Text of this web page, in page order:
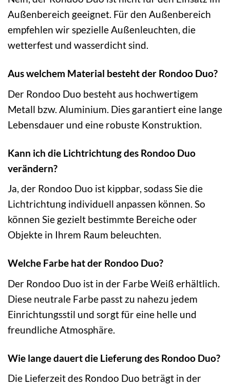
Außenbereich geeignet. Für den Außenbereich
empfehlen wir spezielle Außenleuchten, die
wetterfest und wasserdicht sind.
Aus welchem Material besteht der Rondoo Duo?
Der Rondoo Duo besteht aus hochwertigem
Metall bzw. Aluminium. Dies garantiert eine lange
Lebensdauer und eine robuste Konstruktion.
Kann ich die Lichtrichtung des Rondoo Duo
verändern?
Ja, der Rondoo Duo ist kippbar, sodass Sie die
Lichtrichtung individuell anpassen können. So
können Sie gezielt bestimmte Bereiche oder
Objekte in Ihrem Raum beleuchten.
Welche Farbe hat der Rondoo Duo?
Der Rondoo Duo ist in der Farbe Weiß erhältlich.
Diese neutrale Farbe passt zu nahezu jedem
Einrichtungsstil und sorgt für eine helle und
freundliche Atmosphäre.
Wie lange dauert die Lieferung des Rondoo Duo?
Die Lieferzeit des Rondoo Duo beträgt in der